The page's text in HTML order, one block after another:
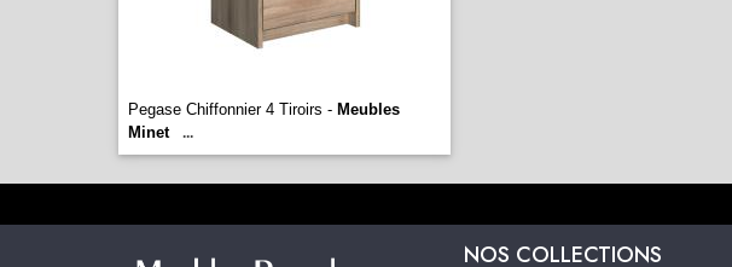
Pegase Chiffonnier 4 Tiroirs - Meubles
Minet
...
NOS COLLECTIONS